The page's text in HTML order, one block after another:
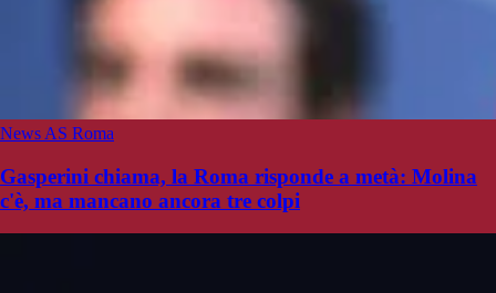
News AS Roma
Gasperini chiama, la Roma risponde a metà: Molina
c'è, ma mancano ancora tre colpi